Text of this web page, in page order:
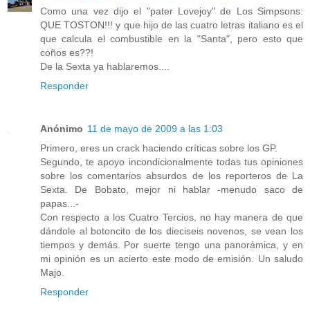
Como una vez dijo el "pater Lovejoy" de Los Simpsons:
QUE TOSTON!!! y que hijo de las cuatro letras italiano es el
que calcula el combustible en la "Santa", pero esto que
coños es??!
De la Sexta ya hablaremos....
Responder
Anónimo 11 de mayo de 2009 a las 1:03
Primero, eres un crack haciendo críticas sobre los GP.
Segundo, te apoyo incondicionalmente todas tus opiniones
sobre los comentarios absurdos de los reporteros de La
Sexta. De Bobato, mejor ni hablar -menudo saco de
papas...-
Con respecto a los Cuatro Tercios, no hay manera de que
dándole al botoncito de los dieciseis novenos, se vean los
tiempos y demás. Por suerte tengo una panorámica, y en
mi opinión es un acierto este modo de emisión. Un saludo
Majo.
Responder